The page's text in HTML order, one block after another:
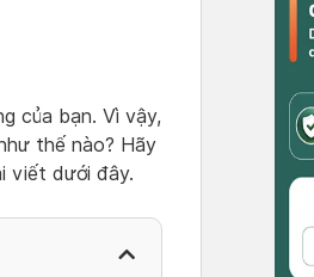
của bạn. Vì vậy,
thế nào? Hãy
viết dưới đây.